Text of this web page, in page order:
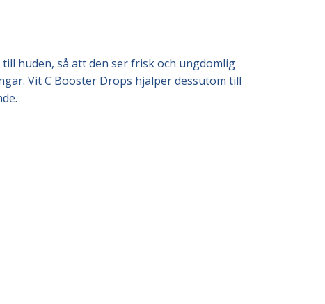
huden, så att den ser frisk och ungdomlig
Vit C Booster Drops hjälper dessutom till